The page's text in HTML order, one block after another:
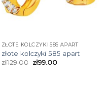
ZŁOTE KOLCZYKI 585 APART
złote kolczyki 585 apart
zł129.00 zł99.00